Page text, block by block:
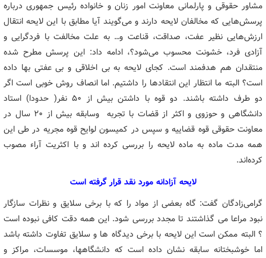
مشاور حقوقی و پارلمانی معاونت امور زنان و خانواده رئیس جمهوری درباره
پرسش‌هایی که مخالفان لایحه دارند و می‌گویند آیا مطابق با این لایحه انتقال
ارزش‌هایی نظیر عفت، صداقت، قناعت و… به علت مخالفت با فردگرایی و
آزادی فرد، خشونت محسوب می‌شود؟، ادامه داد: این پرسش مطرح شده
منتقدان هم هدفمند است. کجای لایحه به بی اخلاقی و بی عفتی بها داده
است؟ البته ما انتظار این انتقادها را داشتیم. اما انصاف روش خوبی است اگر
دو طرف داشته باشند. دو قوه با داشتن بیش از ۵۰ نفر( حدودا) استاد
دانشگاهی و حوزوی و اکثر از قضات با تجربه وسابقه بیش از ۲۰ سال در
معاونت حقوقی قوه قضاییه و سپس در کمیسون لوایح قوه مجریه در طی این
همه مدت ماده به ماده لایحه را بررسی کرده اند و با اکثریت آراء مصوب
کرده‌اند.
لایحه آزادانه مورد نقد قرار گرفته است
گرامی‌زادگان گفت: گاه بعضی از مواد را که با برخی سلایق و نظرات سازگار
نبود مراعا می گذاشتند تا مجدد بررسی شود. این همه دقت کافی نبوده است
؟ البته ممکن است این لایحه با برخی دیدگاه ها و سلایق تفاوت داشته باشد
اما خوشبختانه سابقه نشان داده است که دانشگاهها، موسسات، مراکز و